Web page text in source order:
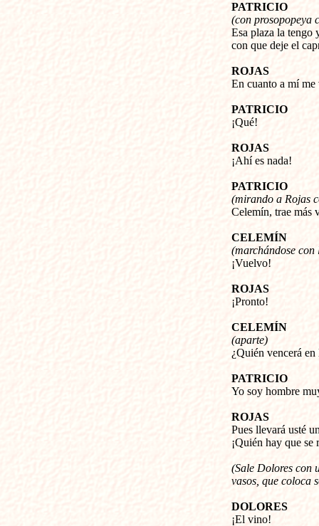
PATRICIO
(con prosopopeya
Esa plaza la tengo
con que deje el
ROJAS
En cuanto a mí me
PATRICIO
¡Qué!
ROJAS
¡Ahí es nada!
PATRICIO
(mirando a Rojas
Celemín, trae más
CELEMÍN
(marchándose
¡Vuelvo!
ROJAS
¡Pronto!
CELEMÍN
(aparte)
¿Quién vencerá
PATRICIO
Yo soy hombre
ROJAS
Pues llevará usté
¡Quién hay que se
(Sale Dolores con
vasos, que coloca
DOLORES
¡El vino!